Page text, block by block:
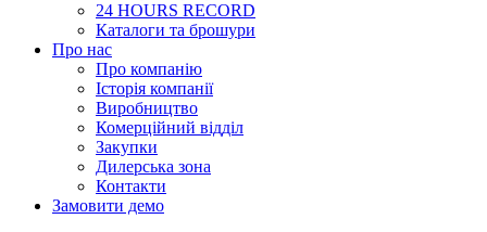
24 HOURS RECORD
Каталоги та брошури
Про нас
Про компанію
Історія компанії
Виробництво
Комерційний відділ
Закупки
Дилерська зона
Контакти
Замовити демо